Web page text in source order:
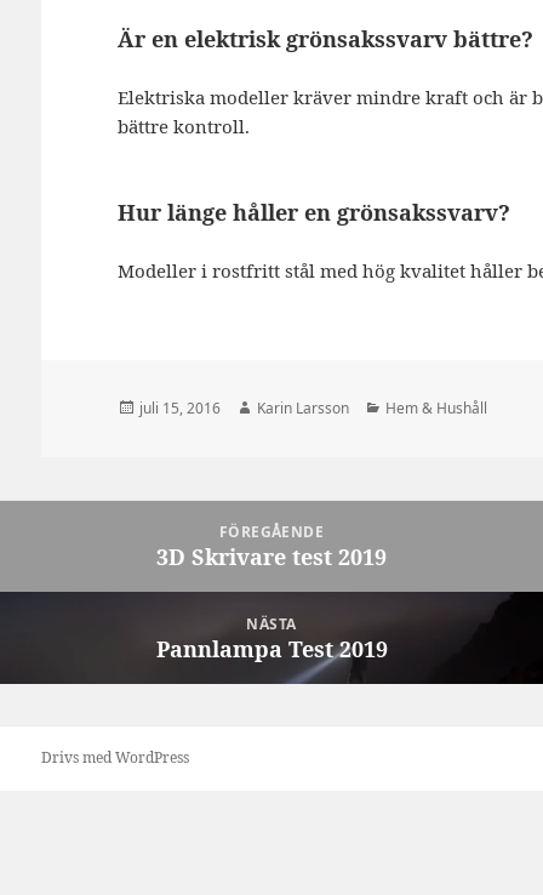
Är en elektrisk grönsakssvarv bättre?
Elektriska modeller kräver mindre kraft och är
bättre kontroll.
Hur länge håller en grönsakssvarv?
Modeller i rostfritt stål med hög kvalitet håller
Postat
juli 15, 2016 Författare
Karin Larsson Kategorier
Hem & Hushåll
FÖREGÅENDE
inlägg:
3D Skrivare test 2019
NÄSTA
Pannlampa Test 2019
Drivs med WordPress